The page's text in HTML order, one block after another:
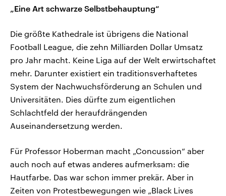
„Eine Art schwarze Selbstbehauptung“
Die größte Kathedrale ist übrigens die National
Football League, die zehn Milliarden Dollar Umsatz
pro Jahr macht. Keine Liga auf der Welt erwirtschaftet
mehr. Darunter existiert ein traditionsverhaftetes
System der Nachwuchsförderung an Schulen und
Universitäten. Dies dürfte zum eigentlichen
Schlachtfeld der heraufdrängenden
Auseinandersetzung werden.
Für Professor Hoberman macht „Concussion“ aber
auch noch auf etwas anderes aufmerksam: die
Hautfarbe. Das war schon immer prekär. Aber in
Zeiten von Protestbewegungen wie „Black Lives